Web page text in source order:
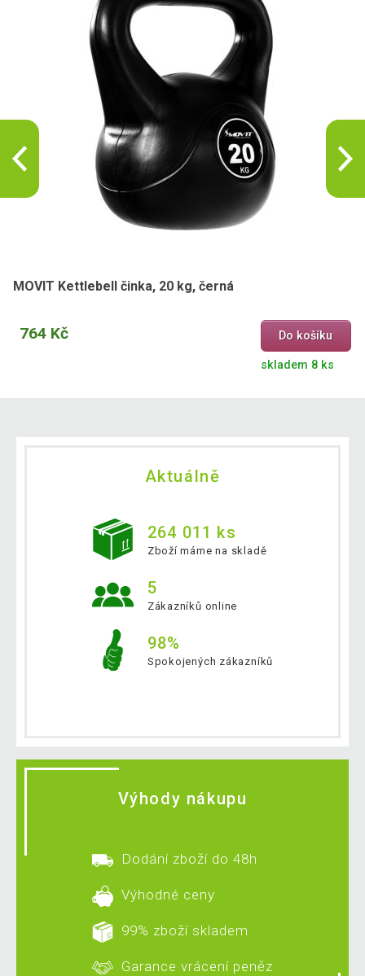
MOVIT Kettlebell činka, 20 kg, černá
764 Kč Do košíku
skladem 8 ks
Aktuálně
264 011 ks
Zboží máme na skladě
5
Zákazníků online
98%
Spokojených zákazníků
Výhody nákupu
Dodání zboží do 48h
Výhodné ceny
99% zboží skladem
Garance vrácení peněz